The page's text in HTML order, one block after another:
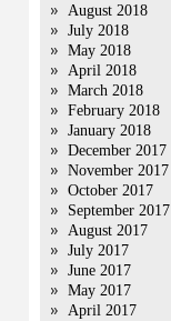
August 2018
July 2018
May 2018
April 2018
March 2018
February 2018
January 2018
December 2017
November 2017
October 2017
September 2017
August 2017
July 2017
June 2017
May 2017
April 2017